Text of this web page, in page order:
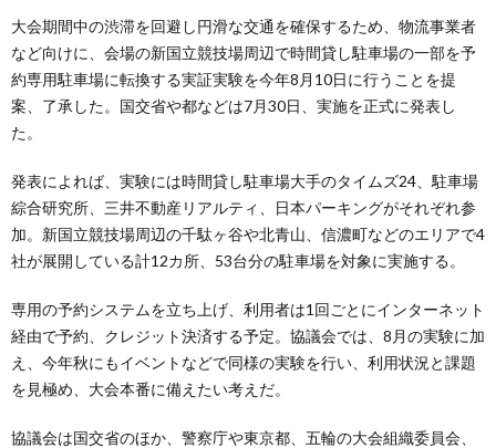
大会期間中の渋滞を回避し円滑な交通を確保するため、物流事業者
など向けに、会場の新国立競技場周辺で時間貸し駐車場の一部を予
約専用駐車場に転換する実証実験を今年8月10日に行うことを提
案、了承した。国交省や都などは7月30日、実施を正式に発表し
た。
発表によれば、実験には時間貸し駐車場大手のタイムズ24、駐車場
綜合研究所、三井不動産リアルティ、日本パーキングがそれぞれ参
加。新国立競技場周辺の千駄ヶ谷や北青山、信濃町などのエリアで4
社が展開している計12カ所、53台分の駐車場を対象に実施する。
専用の予約システムを立ち上げ、利用者は1回ごとにインターネット
経由で予約、クレジット決済する予定。協議会では、8月の実験に加
え、今年秋にもイベントなどで同様の実験を行い、利用状況と課題
を見極め、大会本番に備えたい考えだ。
協議会は国交省のほか、警察庁や東京都、五輪の大会組織委員会、